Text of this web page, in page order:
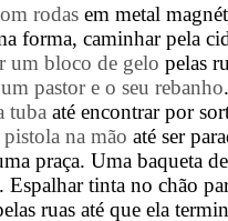
rodas em metal
forma, caminhar pela
um bloco de gelo pelas
um pastor e o seu rebanho
tuba até encontrar por
na mão até ser
praça. Uma baqueta
Espalhar tinta no chão
ruas até que ela